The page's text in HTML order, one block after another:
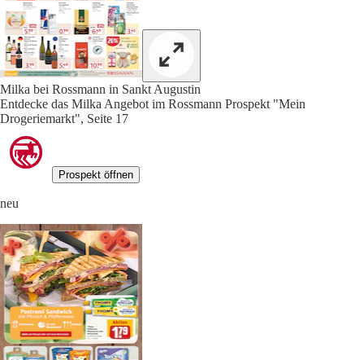
Milka bei Rossmann in Sankt Augustin
Entdecke das Milka Angebot im Rossmann Prospekt "Mein
Drogeriemarkt", Seite 17
Prospekt öffnen
neu